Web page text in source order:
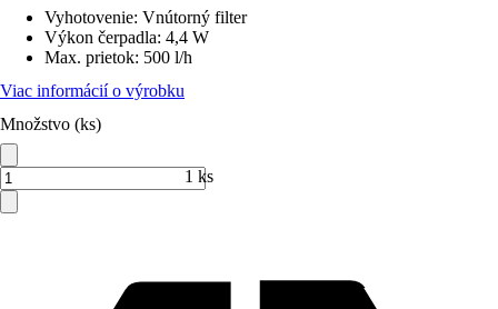
Vyhotovenie: Vnútorný filter
Výkon čerpadla: 4,4 W
Max. prietok: 500 l/h
Viac informácií o výrobku
Množstvo (ks)
1 ks